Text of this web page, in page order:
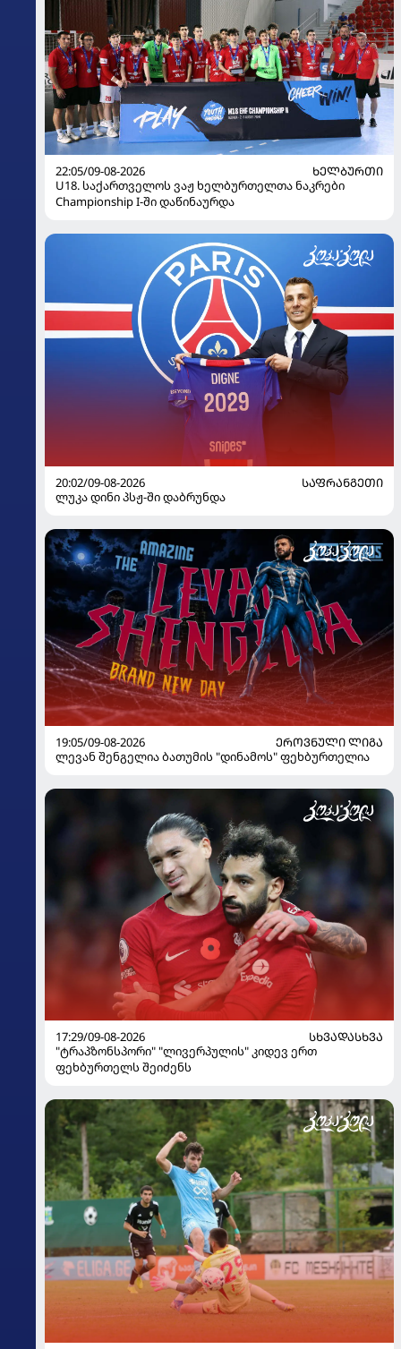
22:05/09-08-2026
ᲮᲔᲚᲑᲣᲠᲗᲘ
U18. საქართველოს ვაჟ ხელბურთელთა ნაკრები
Championship I-ში დაწინაურდა
20:02/09-08-2026
ᲡᲐᲤᲠᲐᲜᲒᲔᲗᲘ
ლუკა დინი პსჟ-ში დაბრუნდა
19:05/09-08-2026
ᲔᲠᲝᲕᲜᲣᲚᲘ ᲚᲘᲒᲐ
ლევან შენგელია ბათუმის "დინამოს" ფეხბურთელია
17:29/09-08-2026
ᲡᲮᲕᲐᲓᲐᲡᲮᲕᲐ
"ტრაპზონსპორი" "ლივერპულის" კიდევ ერთ
ფეხბურთელს შეიძენს